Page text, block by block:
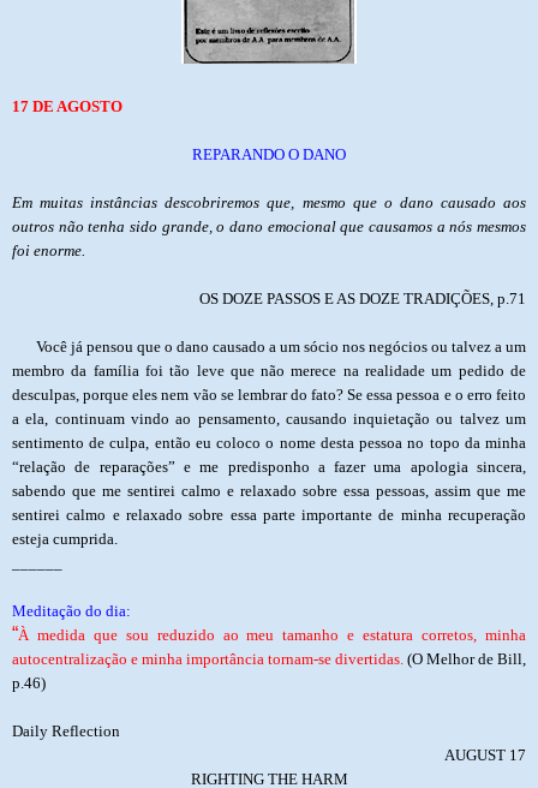
17 DE AGOSTO
REPARANDO O DANO
Em muitas instâncias descobriremos que, mesmo que o dano causado aos
outros não tenha sido grande, o dano emocional que causamos a nós mesmos
foi enorme.
OS DOZE PASSOS E AS DOZE TRADIÇÕES, p.71
Você já pensou que o dano causado a um sócio nos negócios ou talvez a um
membro da família foi tão leve que não merece na realidade um pedido de
desculpas, porque eles nem vão se lembrar do fato? Se essa pessoa e o erro feito
a ela, continuam vindo ao pensamento, causando inquietação ou talvez um
sentimento de culpa, então eu coloco o nome desta pessoa no topo da minha
“relação de reparações” e me predisponho a fazer uma apologia sincera,
sabendo que me sentirei calmo e relaxado sobre essa pessoas, assim que me
sentirei calmo e relaxado sobre essa parte importante de minha recuperação
esteja cumprida.
Meditação do dia:
“À medida que sou reduzido ao meu tamanho e estatura corretos, minha
autocentralização e minha importância tornam-se divertidas. (O Melhor de Bill,
p.46)
Daily Reflection
AUGUST 17
RIGHTING THE HARM